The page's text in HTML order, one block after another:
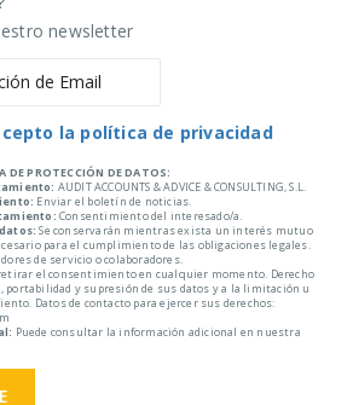
newsletter
la política de privacidad
DE PROTECCIÓN DE DATOS:
AUDIT ACCOUNTS & ADVICE & CONSULTING, S.L.
Enviar el boletín de noticias.
Consentimiento del interesado/a.
Se conservarán mientras exista un interés mutuo
para el cumplimiento de las obligaciones legales.
de servicio o colaboradores.
el consentimiento en cualquier momento. Derecho
portabilidad y supresión de sus datos y a la limitación u
Datos de contacto para ejercer sus derechos:
Puede consultar la información adicional en nuestra